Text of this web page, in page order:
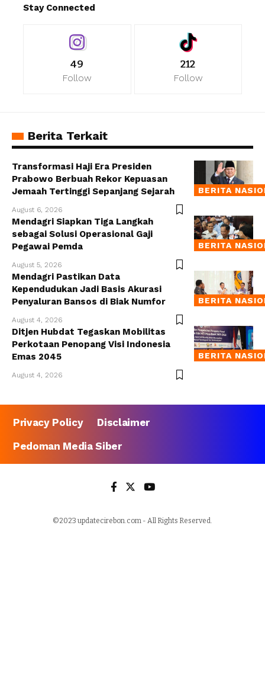
Stay Connected
49
Follow
212
Follow
Berita Terkait
BERITA
Transformasi Haji Era Presiden
Prabowo Berbuah Rekor Kepuasan
Jemaah Tertinggi Sepanjang Sejarah
August 6, 2026
BERITA
Mendagri Siapkan Tiga Langkah
sebagai Solusi Operasional Gaji
Pegawai Pemda
August 5, 2026
BERITA
Mendagri Pastikan Data
Kependudukan Jadi Basis Akurasi
Penyaluran Bansos di Biak Numfor
August 4, 2026
BERITA
Ditjen Hubdat Tegaskan Mobilitas
Perkotaan Penopang Visi Indonesia
Emas 2045
August 4, 2026
Privacy Policy
Disclaimer
Pedoman Media Siber
©2023 updatecirebon.com - All Rights Reserved.